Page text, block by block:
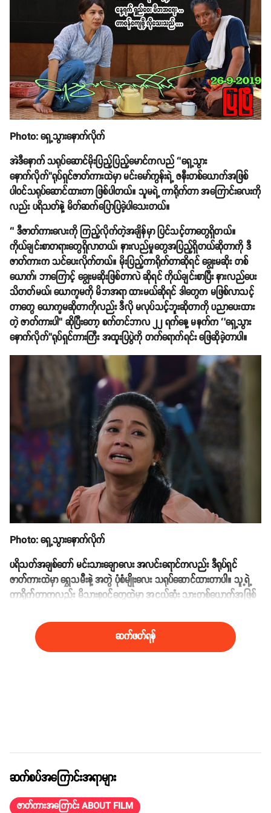
Photo: ရှေ့သွားနောက်လိုက်
အဲဒီနောက် သရုပ်ဆောင်မိုးပြည့်ပြည့်မောင်ကလည် ‘’ရှေ့သွား
နောက်လိုက်’’ရုပ်ရှင်ဇာတ်ကားထဲမှာ မင်းမော်ကွန်းရဲ့ ဇနီးတစ်ယောက်အဖြစ်
ပါဝင်သရုပ်ဆောင်ထားတာ ဖြစ်ပါတယ်။ သူမရဲ့ ကာရိုက်တာ အကြောင်းလေးကို
လည်း ပရိသတ်နဲ့ မိတ်ဆက်ပြောပြခဲ့ပါသေးတယ်။
‘’ ဒီဇာတ်ကားလေးကို ကြည့်လိုက်တဲ့အချိန်မှာ ပြင်သင့်တာတွေရှိတယ်။
ကိုယ်ချင်းစာတရားတွေရှိလာတယ်၊ နားလည်မှုတွေအပြည့်ရှိတယ်ဆိုတာကို ဒီ
ဇာတ်ကားက သင်ပေးလိုက်တယ်။ မိုးပြည့်ကာရိုက်တာဆိုရင် ချွေးမဆိုး တစ်
ယောက်၊ ဘာကြောင့် ချွေးမဆိုးဖြစ်တာလဲ ဆိုရင် ကိုယ်ချင်းစာပြီး နားလည်ပေး
သိတတ်မယ်၊ ယောက္ခမကို မိဘအရာ ထားမယ်ဆိုရင် ဒါတွေက မဖြစ်လာသင့်
တာတွေ ယောက္ခမဆိုတာကိုလည်း ဒီလို မလုပ်သင့်ဘူးဆိုတာကို ပညာပေးထား
တဲ့ ဇာတ်ကားပါ’’ ဆိုပြီးတော့ စက်တင်ဘာလ ၂၂ ရက်နေ့ မနက်က ‘’ရှေ့သွား
နောက်လိုက်’’ရုပ်ရှင်ကားကြီး အထူးပြပွဲကို တက်ရောက်ရင်း ဖြေဆိုခဲ့တာပါ။
Photo: ရှေ့သွားနောက်လိုက်
ပရိသတ်အချစ်တော် မင်းသားချောလေး အလင်းရောင်ကလည်း ဒီရုပ်ရှင်
ဇာတ်ကားထဲမှာ ရွှေသမီးနဲ့ အတွဲ ပုံစံမျိုးလေး သရုပ်ဆောင်ထားတာပါ။ သူ့ရဲ့
ကာရိုက်တာကလည်း မိသားစုဝင်တွေထဲမှာ အငယ်ဆုံး သားတစ်ယောက်အဖြစ်
ဆက်ဖတ်ရန်
ဆက်စပ်အကြောင်းအရာများ
ဇာတ်ကားအကြောင်း ABOUT FILM